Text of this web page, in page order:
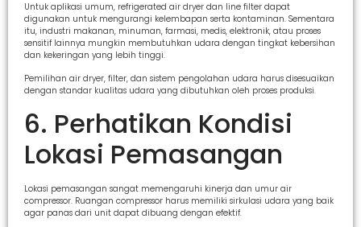
Untuk aplikasi umum, refrigerated air dryer dan line filter dapat
digunakan untuk mengurangi kelembapan serta kontaminan. Sementara
itu, industri makanan, minuman, farmasi, medis, elektronik, atau proses
sensitif lainnya mungkin membutuhkan udara dengan tingkat kebersihan
dan kekeringan yang lebih tinggi.
Pemilihan air dryer, filter, dan sistem pengolahan udara harus disesuaikan
dengan standar kualitas udara yang dibutuhkan oleh proses produksi.
6. Perhatikan Kondisi
Lokasi Pemasangan
Lokasi pemasangan sangat memengaruhi kinerja dan umur air
compressor. Ruangan compressor harus memiliki sirkulasi udara yang baik
agar panas dari unit dapat dibuang dengan efektif.